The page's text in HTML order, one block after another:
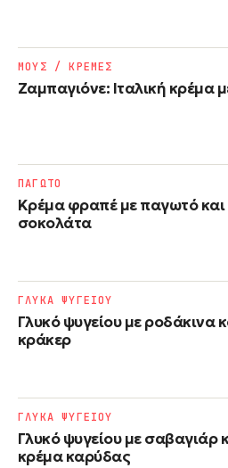
Ζαμπαγιόνε: Ιταλική κρέμα
ΜΟΥΣ / ΚΡΕΜΕΣ
Κρέμα φραπέ με παγωτό και
σοκολάτα
ΠΑΓΩΤΟ
Γλυκό ψυγείου με ροδάκινα
κράκερ
ΓΛΥΚΑ ΨΥΓΕΙΟΥ
Γλυκό ψυγείου με σαβαγιάρ
κρέμα καρύδας
ΓΛΥΚΑ ΨΥΓΕΙΟΥ